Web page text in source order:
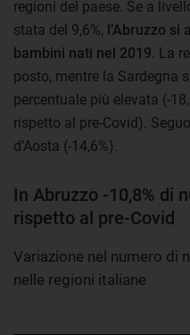
regioni del paese. Se a
stata del 9,6%, l’Abruzzo si
bambini nati nel 2019 . La
posto, mentre la Sardegna
percentuale più elevata (-
rispetto al pre-Covid).
d’Aosta (-14,6%).
In Abruzzo -10,8% di
rispetto al pre-Covid
Variazione nel numero di
nelle regioni italiane